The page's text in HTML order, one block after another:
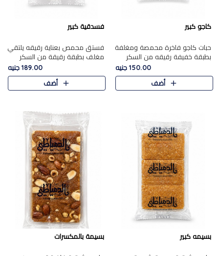
كاجو كبير
حبات كاجو فاخرة محمصة ومغلفة
بطبقة خفيفة رقيقه من السكر
المكرمل، تجمع بين توازن النعومة
زبدية غنية فاخرة والقرمشة
المرضية في حلوى شرقية بطاب..
150.00 جنيه
أضف
فسدقية كبير
فستق محمص بعناية رقيقه يلتقي
مغلف بطبقة رقيقة من السكر
المكرمل، ليقدم مذاقًا فاخرًا حلوي
شرقية فاخرة ونكهة غنية ناتي تميز
كل قطعة و قوام هش
189.00 جنيه
أضف
بسيمه كبير بسيمة بالمكسرات